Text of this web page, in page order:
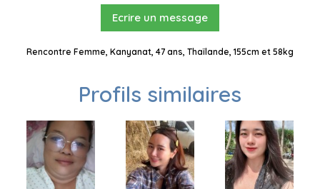
Ecrire un message
Rencontre Femme, Kanyanat, 47 ans, Thaïlande, 155cm et 58kg
Profils similaires